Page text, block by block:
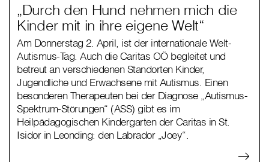
„Durch den Hund nehmen mich die
Kinder mit in ihre eigene Welt“
Am Donnerstag 2. April, ist der internationale Welt-
Autismus-Tag. Auch die Caritas OÖ begleitet und
betreut an verschiedenen Standorten Kinder,
Jugendliche und Erwachsene mit Autismus. Einen
besonderen Therapeuten bei der Diagnose „Autismus-
Spektrum-Störungen“ (ASS) gibt es im
Heilpädagogischen Kindergarten der Caritas in St.
Isidor in Leonding: den Labrador „Joey“.